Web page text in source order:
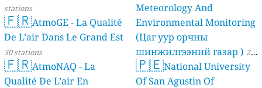
stations
🇫🇷AtmoGE - La Qualité
De L’air Dans Le Grand Est
50 stations
🇫🇷AtmoNAQ - La
Qualité De L’air En
Meteorology And
Environmental Monitoring
(Цаг уур орчны
шинжилгээний газар ) 21
stations
🇵🇪National University
Of San Agustin Of